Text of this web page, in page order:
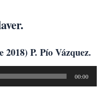
2018) P. Pío Vázquez.
00:00